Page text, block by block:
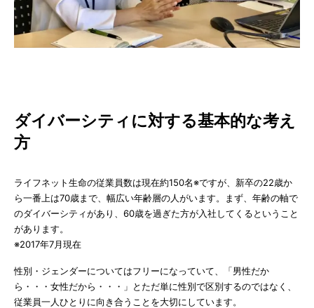
ダイバーシティに対する基本的な考え
方
ライフネット生命の従業員数は現在約150名※ですが、新卒の22歳か
ら一番上は70歳まで、幅広い年齢層の人がいます。まず、年齢の軸で
のダイバーシティがあり、60歳を過ぎた方が入社してくるということ
があります。
※2017年7月現在
性別・ジェンダーについてはフリーになっていて、「男性だか
ら・・・女性だから・・・」とただ単に性別で区別するのではなく、
従業員一人ひとりに向き合うことを大切にしています。